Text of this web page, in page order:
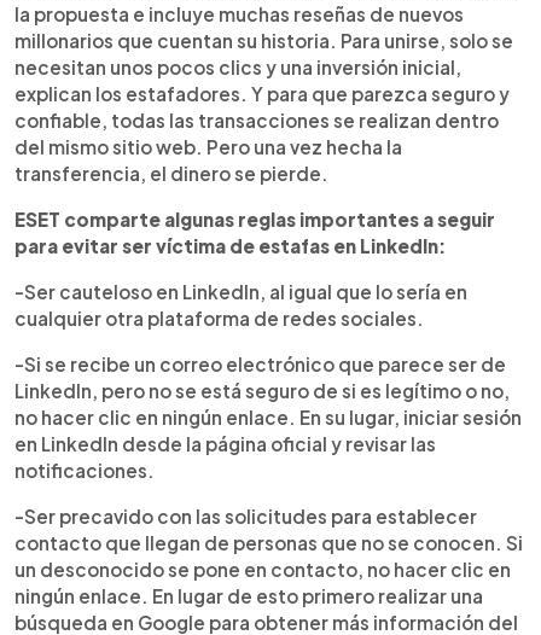
la propuesta e incluye muchas reseñas de nuevos
millonarios que cuentan su historia. Para unirse, solo se
necesitan unos pocos clics y una inversión inicial,
explican los estafadores. Y para que parezca seguro y
confiable, todas las transacciones se realizan dentro
del mismo sitio web. Pero una vez hecha la
transferencia, el dinero se pierde.
ESET comparte algunas reglas importantes a seguir
para evitar ser víctima de estafas en LinkedIn:
-Ser cauteloso en LinkedIn, al igual que lo sería en
cualquier otra plataforma de redes sociales.
-Si se recibe un correo electrónico que parece ser de
LinkedIn, pero no se está seguro de si es legítimo o no,
no hacer clic en ningún enlace. En su lugar, iniciar sesión
en LinkedIn desde la página oficial y revisar las
notificaciones.
-Ser precavido con las solicitudes para establecer
contacto que llegan de personas que no se conocen. Si
un desconocido se pone en contacto, no hacer clic en
ningún enlace. En lugar de esto primero realizar una
búsqueda en Google para obtener más información del